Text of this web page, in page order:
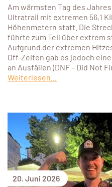
Am wärmsten Tag des
Ultratrail mit extremen 56,1
Höhenmetern statt. Die
führte zum Teil über extrem
Aufgrund der extremen
Off-Zeiten gab es jedoch
an Ausfällen (DNF – Did Not
Weiterlesen...
20. Juni 2026